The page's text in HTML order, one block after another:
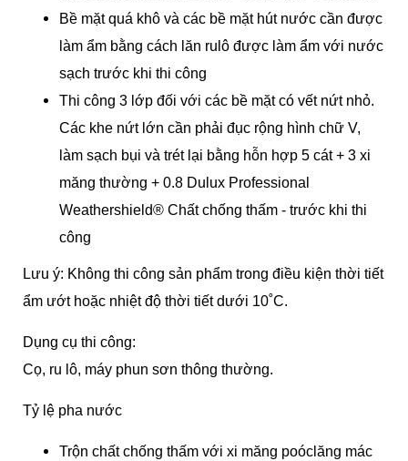
Bề mặt quá khô và các bề mặt hút nước cần được
làm ẩm bằng cách lăn rulô được làm ẩm với nước
sạch trước khi thi công
Thi công 3 lớp đối với các bề mặt có vết nứt nhỏ.
Các khe nứt lớn cần phải đục rộng hình chữ V,
làm sạch bụi và trét lại bằng hỗn hợp 5 cát + 3 xi
măng thường + 0.8 Dulux Professional
Weathershield® Chất chống thấm - trước khi thi
công
Lưu ý: Không thi công sản phẩm trong điều kiện thời tiết
ẩm ướt hoặc nhiệt độ thời tiết dưới 10˚C.
Dụng cụ thi công:
Cọ, ru lô, máy phun sơn thông thường.
Tỷ lệ pha nước
Trộn chất chống thấm với xi măng poóclăng mác